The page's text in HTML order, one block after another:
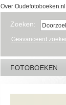
Over Oudefotoboeken.nl
Zoeken:
Geavanceerd
FOTOBOEKEN